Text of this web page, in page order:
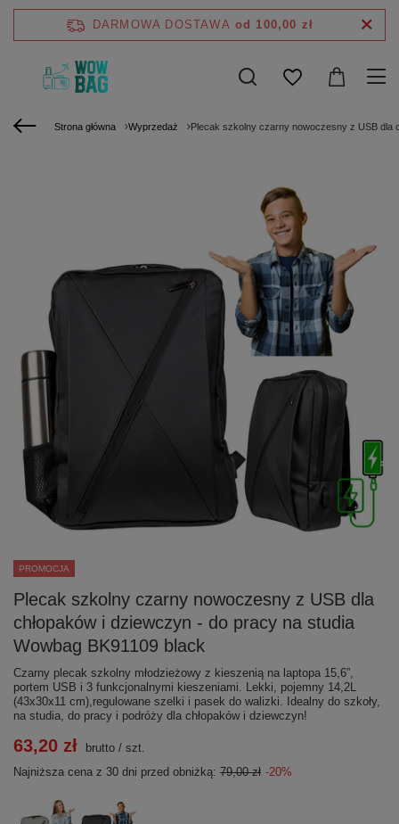
DARMOWA DOSTAWA od 100,00 zł
Strona główna Wyprzedaż Plecak szkolny czarny nowoczesny z USB dla
PROMOCJA
Plecak szkolny czarny nowoczesny z USB dla
chłopaków i dziewczyn - do pracy na studia
Wowbag BK91109 black
Czarny plecak szkolny młodzieżowy z kieszenią na laptopa 15,6”,
portem USB i 3 funkcjonalnymi kieszeniami. Lekki, pojemny 14,2L
(43x30x11 cm),regulowane szelki i pasek do walizki. Idealny do szkoły,
na studia, do pracy i podróży dla chłopaków i dziewczyn!
63,20 zł brutto / szt.
Najniższa cena z 30 dni przed obniżką: 79,00 zł -20%